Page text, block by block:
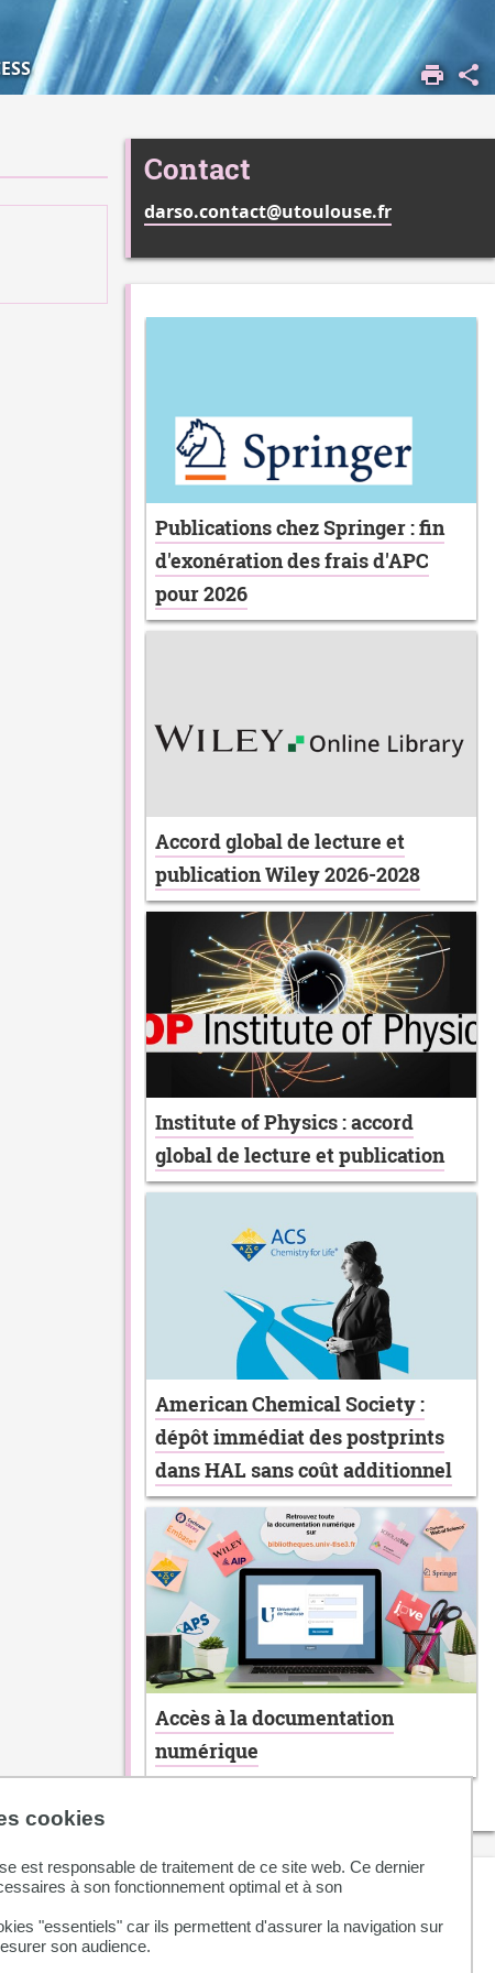
cookies
est responsable de traitement de ce site web. Ce dernier
à son fonctionnement optimal et à son
"essentiels" car ils permettent d'assurer la navigation sur
son audience.
Contact
darso.contact@utoulouse.fr
Publications chez Springer : fin
d'exonération des frais d'APC
pour 2026
Accord global de lecture et
publication Wiley 2026-2028
Institute of Physics : accord
global de lecture et publication
American Chemical Society :
dépôt immédiat des postprints
dans HAL sans coût additionnel
Accès à la documentation
numérique
Sur le site de l'UT...
La Science ouverte à UT